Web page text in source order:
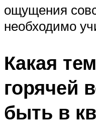
ощущения
необходимо
Какая
горячей
быть в